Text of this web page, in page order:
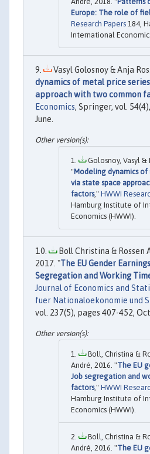
Europe: The role of
Research Papers 184,
International
Vasyl Golosnoy & Anja
dynamics of metal price
approach with two common
Economics, Springer, vol.
June.
Golosnoy, Vasyl &
"Modeling dynamics
via state space
factors," HWWI
Hamburg Institute of
Economics (HWWI).
Boll Christina & Rossen
2017. "The EU Gender
Segregation and Working
Journal of Economics and
fuer Nationaloekonomie und
vol. 237(5), pages 407-452,
Boll, Christina &
André, 2016. "The EU
Job segregation and
factors," HWWI
Hamburg Institute of
Economics (HWWI).
Boll, Christina &
André, 2016. "The EU